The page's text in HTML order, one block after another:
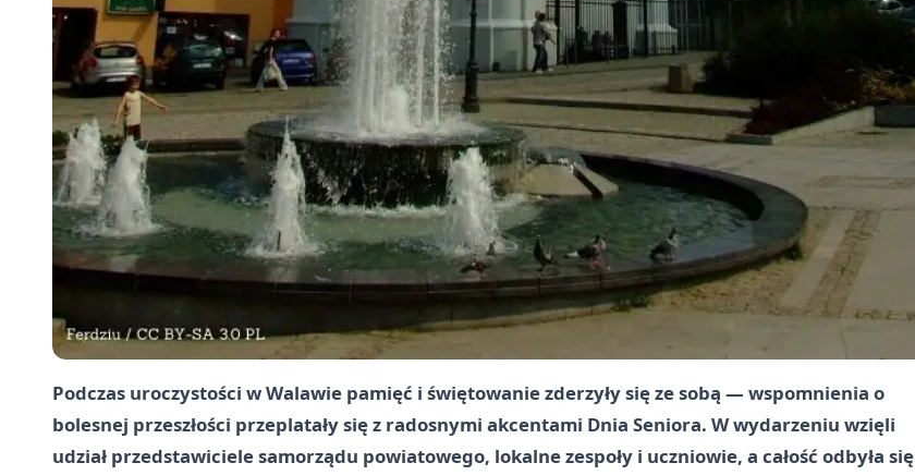
Podczas uroczystości w Walawie pamięć i świętowanie zderzyły się ze sobą — wspomnienia o
bolesnej przeszłości przeplatały się z radosnymi akcentami Dnia Seniora. W wydarzeniu wzięli
udział przedstawiciele samorządu powiatowego, lokalne zespoły i uczniowie, a całość odbyła się